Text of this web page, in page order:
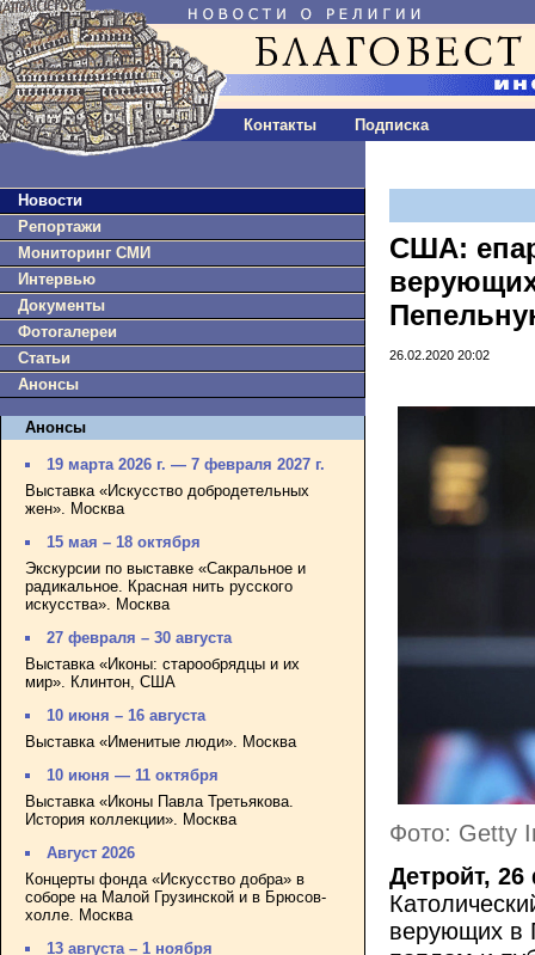
Контакты Подписка
Новости
Репортажи
Мониторинг СМИ
Интервью
Документы
Фотогалереи
Статьи
Анонсы
Анонсы
19 марта 2026 г. — 7 февраля 2027 г.
Выставка «Искусство добродетельных
жен». Москва
15 мая – 18 октября
Экскурсии по выставке «Сакральное и
радикальное. Красная нить русского
искусства». Москва
27 февраля – 30 августа
Выставка «Иконы: старообрядцы и их
мир». Клинтон, США
10 июня – 16 августа
Выставка «Именитые люди». Москва
10 июня — 11 октября
Выставка «Иконы Павла Третьякова.
История коллекции». Москва
Август 2026
Концерты фонда «Искусство добра» в
соборе на Малой Грузинской и в Брюсов-
холле. Москва
13 августа – 1 ноября
США:
26.02.2020 20:02
Фото: Getty
Детройт,
верующих в